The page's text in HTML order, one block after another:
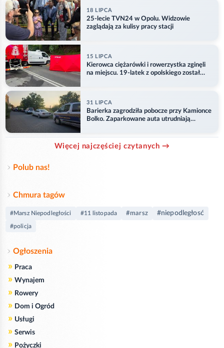
18 LIPCA
25-lecie TVN24 w Opolu. Widzowie
zaglądają za kulisy pracy stacji
15 LIPCA
Kierowca ciężarówki i rowerzystka zginęli
na miejscu. 19-latek z opolskiego został
31 LIPCA
Barierka zagrodziła pobocze przy Kamionce
Bolko. Zaparkowane auta utrudniają
Więcej najczęściej czytanych →
Polub nas!
Chmura tagów
#Marsz Niepodległości #11 listopada #marsz #niepodległosć
#policja
Ogłoszenia
» Praca
» Wynajem
» Rowery
» Dom i Ogród
» Usługi
» Serwis
» Pożyczki